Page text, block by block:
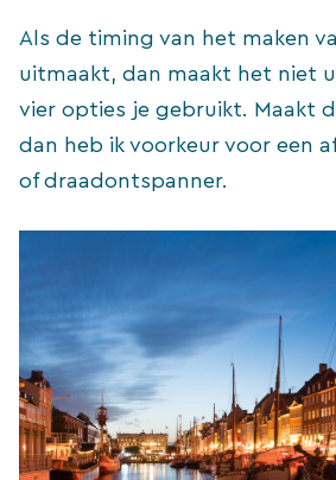
Als de timing van het maken
uitmaakt, dan maakt het niet
vier opties je gebruikt. Maakt
dan heb ik voorkeur voor een
of draadontspanner.